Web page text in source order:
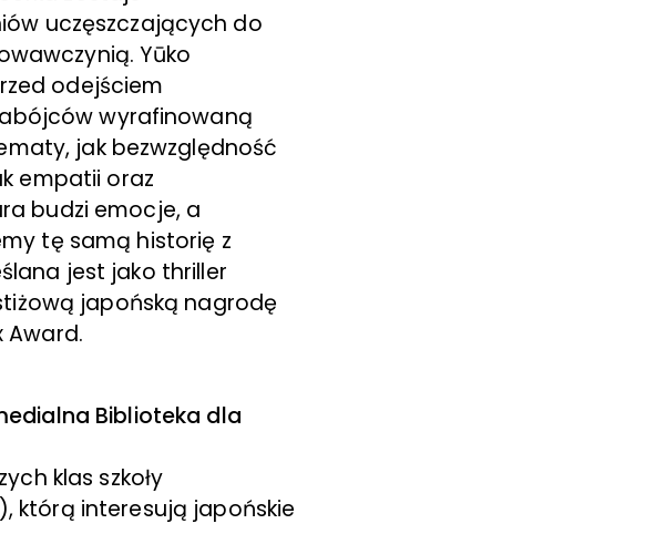
uczęszczających do
Yūko
odejściem
wyrafinowaną
jak bezwzględność
empatii oraz
budzi emocje, a
tę samą historię z
jest jako thriller
japońską nagrodę
Award.
Biblioteka dla
klas szkoły
którą interesują japońskie